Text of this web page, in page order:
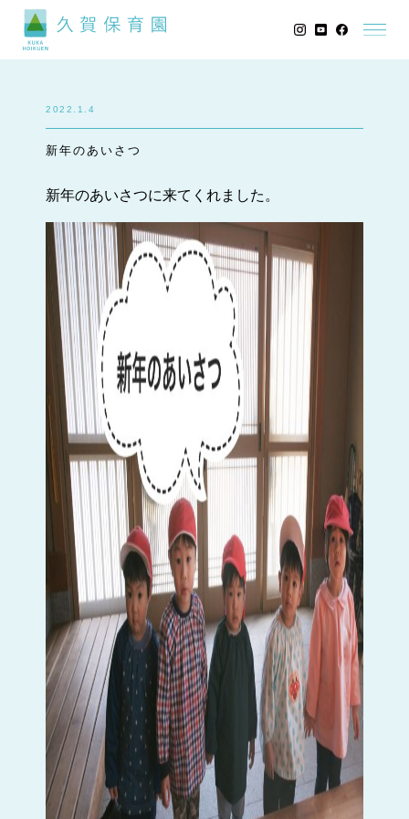
2022.1.4
新年のあいさつ
新年のあいさつに来てくれました。